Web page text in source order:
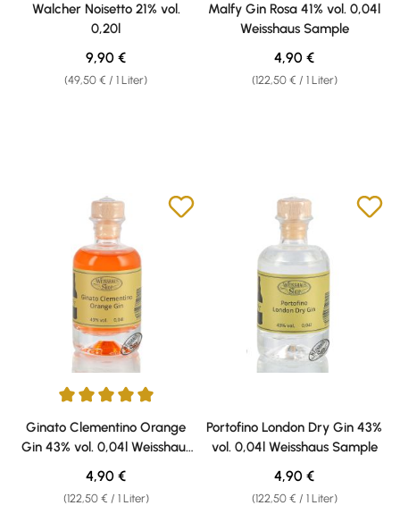
Walcher Noisetto 21% vol.
0,20l
(49,50 € / 1 Liter)
Regulärer Preis:
9,90 €
Malfy Gin Rosa 41% vol. 0,04l
Weisshaus Sample
(122,50 € / 1 Liter)
Regulärer Preis:
4,90 €
Durchschnittliche Bewertung von 5 von 5 Sternen
Ginato Clementino Orange
Gin 43% vol. 0,04l Weisshaus
Sample
(122,50 € / 1 Liter)
Regulärer Preis:
4,90 €
Portofino London Dry Gin 43%
vol. 0,04l Weisshaus Sample
(122,50 € / 1 Liter)
Regulärer Preis:
4,90 €